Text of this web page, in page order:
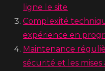
ligne le site
Complexité
expérience en
Maintenance
sécurité et les